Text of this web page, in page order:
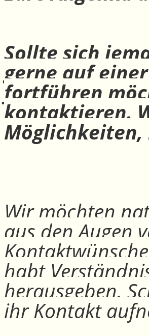
Sollte sich
gerne auf
fortführen
kontaktieren.
Wir möchten
aus den Augen
habt
herausgeben.
ihr Kontakt